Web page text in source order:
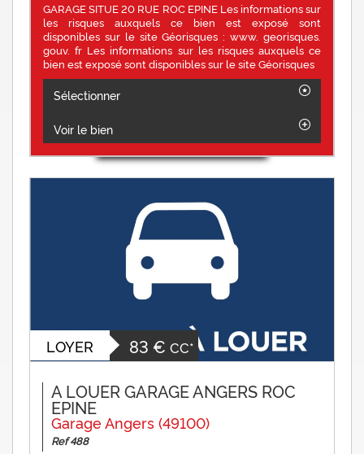
GARAGE SITUE 20 RUE ROC EPINE Les informations sur
les risques auxquels ce bien est exposé sont
disponibles sur le site Géorisques : www. georisques.
gouv. fr Les informations sur les risques auxquels ce
bien est exposé sont disponibles sur le site Géorisques
Sélectionner
Voir le bien
LOYER 83 € CC*
A LOUER GARAGE ANGERS ROC
EPINE
Garage Angers (49100)
Ref 488